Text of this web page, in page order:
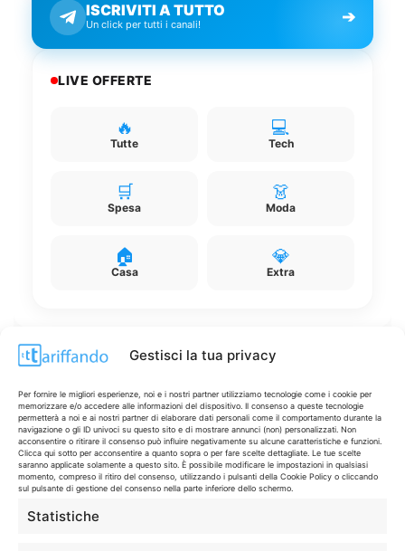
Gestisci la tua privacy
Per fornire le migliori esperienze, noi e i nostri partner utilizziamo tecnologie come i cookie per
memorizzare e/o accedere alle informazioni del dispositivo. Il consenso a queste tecnologie
permetterà a noi e ai nostri partner di elaborare dati personali come il comportamento durante la
navigazione o gli ID univoci su questo sito e di mostrare annunci (non) personalizzati. Non
acconsentire o ritirare il consenso può influire negativamente su alcune caratteristiche e funzioni.
Clicca qui sotto per acconsentire a quanto sopra o per fare scelte dettagliate. Le tue scelte
saranno applicate solamente a questo sito. È possibile modificare le impostazioni in qualsiasi
momento, compreso il ritiro del consenso, utilizzando i pulsanti della Cookie Policy o cliccando
sul pulsante di gestione del consenso nella parte inferiore dello schermo.
Statistiche
ISCRIVITI A TUTTO
Un click per tutti i canali! ➔
LIVE OFFERTE
🔥
Tutte
💻
Tech
🛒
Spesa
👗
Moda
🏠
Casa
💎
Extra
Disclaimer
I marchi citati appartengono ai rispettivi proprietari. Le offerte
segnalate possono subire variazioni: verifica sempre le condizioni
sui siti ufficiali.